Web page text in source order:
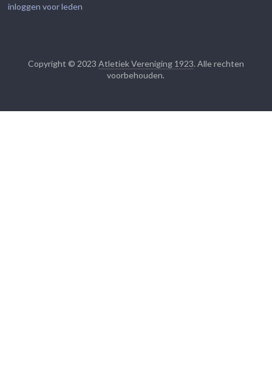
inloggen voor leden
Copyright © 2023 Atletiek Vereniging 1923. Alle rechten
voorbehouden.